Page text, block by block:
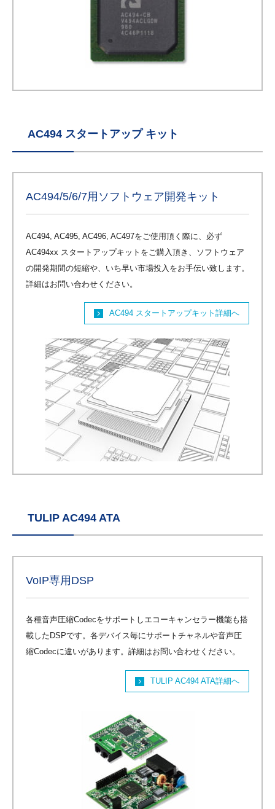
AC494 スタートアップ キット
AC494/5/6/7用ソフトウェア開発キット
AC494, AC495, AC496, AC497をご使用頂く際に、必ず
AC494xx スタートアップキットをご購入頂き、ソフトウェア
の開発期間の短縮や、いち早い市場投入をお手伝い致します。
詳細はお問い合わせください。
AC494 スタートアップキット詳細へ
TULIP AC494 ATA
VoIP専用DSP
各種音声圧縮Codecをサポートしエコーキャンセラー機能も搭
載したDSPです。各デバイス毎にサポートチャネルや音声圧
縮Codecに違いがあります。詳細はお問い合わせください。
TULIP AC494 ATA詳細へ